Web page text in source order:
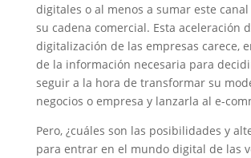
digitales o al menos a sumar este
su cadena comercial. Esta aceleración
digitalización de las empresas carece,
de la información necesaria para
seguir a la hora de transformar su
negocios o empresa y lanzarla al e-
Pero, ¿cuáles son las posibilidades y
para entrar en el mundo digital de las